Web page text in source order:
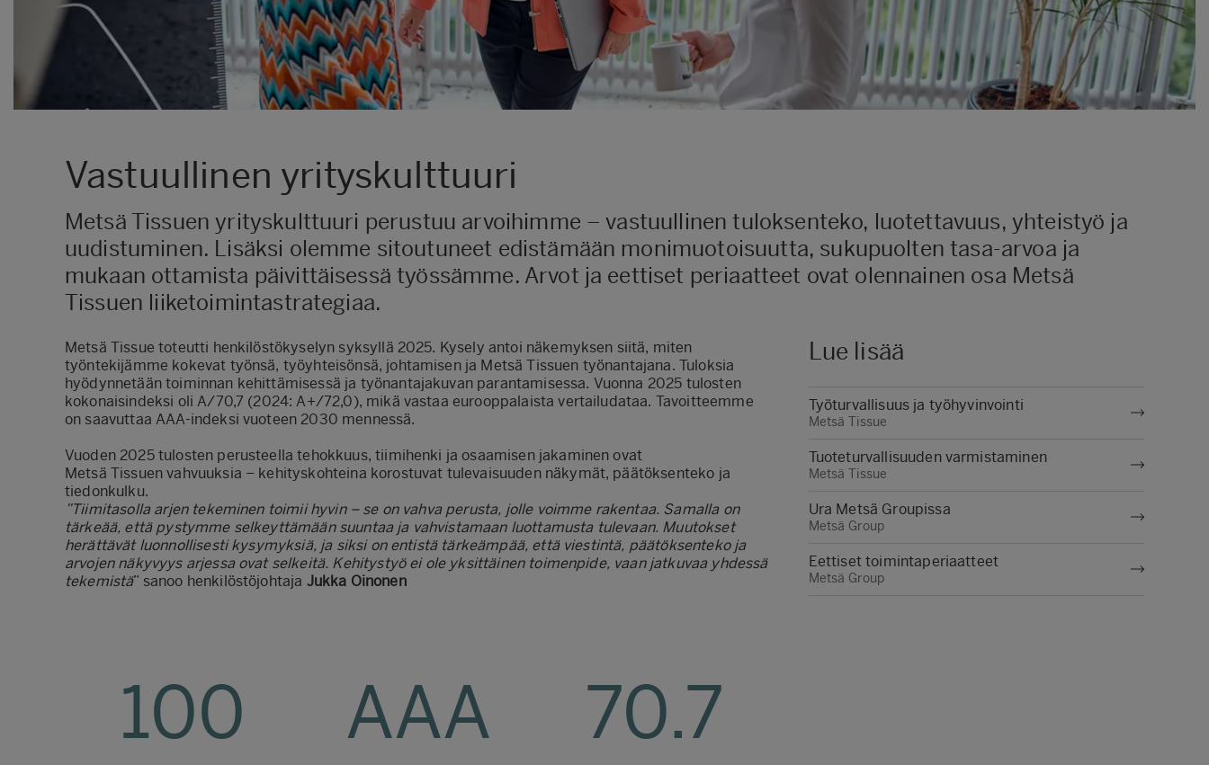
Vastuullinen yrityskulttuuri
Metsä Tissuen yrityskulttuuri perustuu arvoihimme – vastuullinen tuloksenteko, luotettavuus, yhteistyö ja
uudistuminen. Lisäksi olemme sitoutuneet edistämään monimuotoisuutta, sukupuolten tasa-arvoa ja
mukaan ottamista päivittäisessä työssämme. Arvot ja eettiset periaatteet ovat olennainen osa Metsä
Tissuen liiketoimintastrategiaa.
Metsä Tissue toteutti henkilöstökyselyn syksyllä 2025. Kysely antoi näkemyksen siitä, miten
työntekijämme kokevat työnsä, työyhteisönsä, johtamisen ja Metsä Tissuen työnantajana. Tuloksia
hyödynnetään toiminnan kehittämisessä ja työnantajakuvan parantamisessa. Vuonna 2025 tulosten
kokonaisindeksi oli A/70,7 (2024: A+/72,0), mikä vastaa eurooppalaista vertailudataa. Tavoitteemme
on saavuttaa AAA-indeksi vuoteen 2030 mennessä.
Vuoden 2025 tulosten perusteella tehokkuus, tiimihenki ja osaamisen jakaminen ovat
Metsä Tissuen vahvuuksia – kehityskohteina korostuvat tulevaisuuden näkymät, päätöksenteko ja
tiedonkulku.
”Tiimitasolla arjen tekeminen toimii hyvin – se on vahva perusta, jolle voimme rakentaa. Samalla on
tärkeää, että pystymme selkeyttämään suuntaa ja vahvistamaan luottamusta tulevaan. Muutokset
herättävät luonnollisesti kysymyksiä, ja siksi on entistä tärkeämpää, että viestintä, päätöksenteko ja
arvojen näkyvyys arjessa ovat selkeitä. Kehitystyö ei ole yksittäinen toimenpide, vaan jatkuvaa yhdessä
tekemistä” sanoo henkilöstöjohtaja Jukka Oinonen
Lue lisää
Työturvallisuus ja työhyvinvointi
Metsä Tissue
Tuoteturvallisuuden varmistaminen
Metsä Tissue
Ura Metsä Groupissa
Metsä Group
Eettiset toimintaperiaatteet
Metsä Group
100 AAA 70.7